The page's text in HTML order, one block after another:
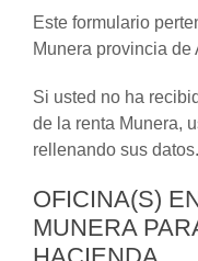
Este formulario
Munera provincia de
Si usted no ha
de la renta Munera,
rellenando sus datos.
OFICINA(S)
MUNERA